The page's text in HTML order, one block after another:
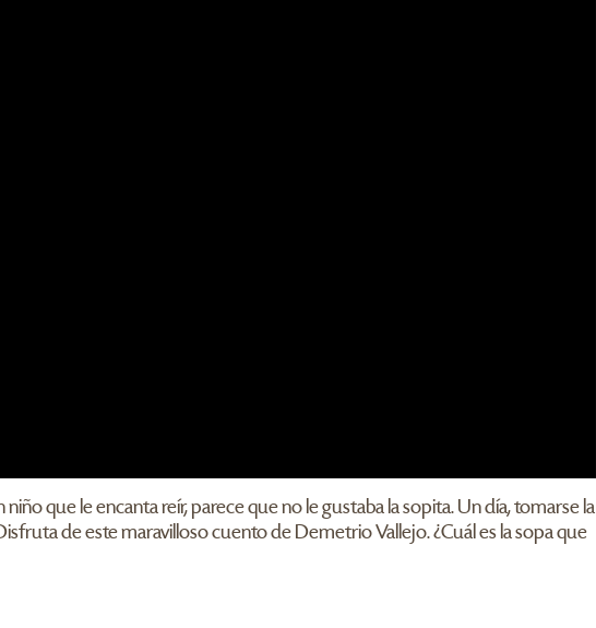
que le encanta reír, parece que no le gustaba la sopita. Un día, tomarse la
de este maravilloso cuento de Demetrio Vallejo. ¿Cuál es la sopa que